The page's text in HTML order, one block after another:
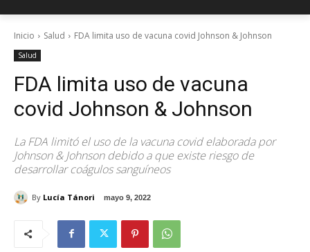
Inicio Salud FDA limita uso de vacuna covid Johnson & Johnson
Salud
FDA limita uso de vacuna
covid Johnson & Johnson
La FDA limitó el uso de la vacuna covid elaborada por
Johnson & Johnson debido a que existe riesgo de
desarrollar coágulos sanguíneos
By Lucía Tánori mayo 9, 2022